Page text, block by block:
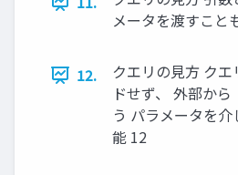
メータを渡すこと
12.
クエリの⾒⽅ ク
ドせず、 外部か
う パラメータを
能 12